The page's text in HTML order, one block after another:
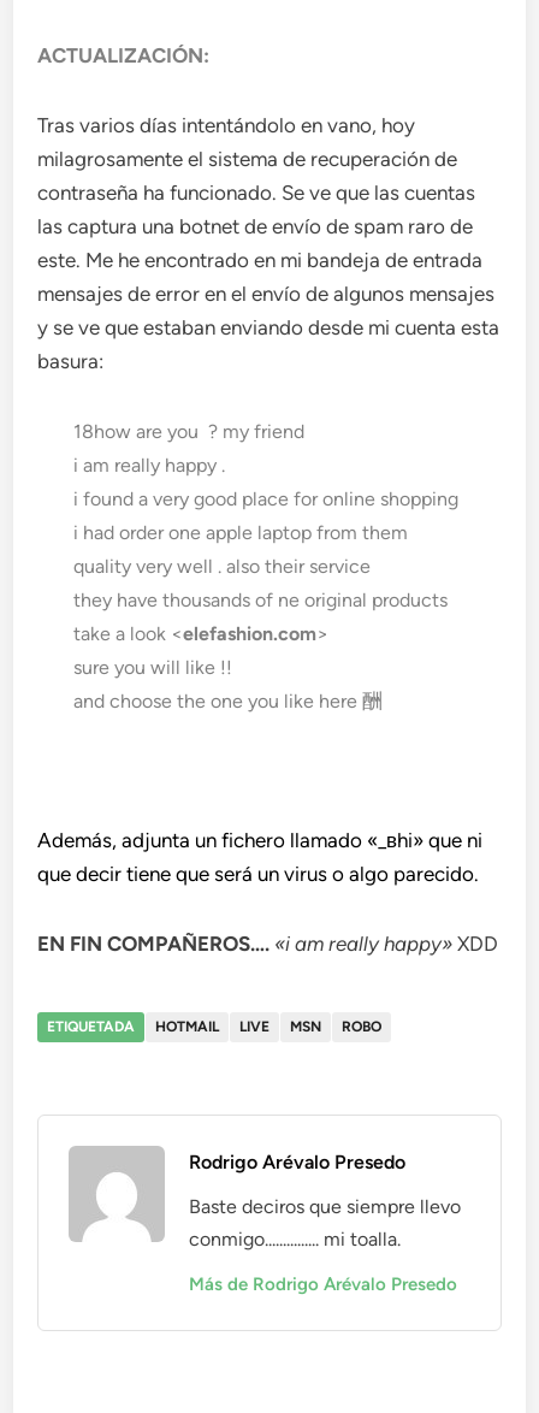
ACTUALIZACIÓN:
Tras varios días intentándolo en vano, hoy
milagrosamente el sistema de recuperación de
contraseña ha funcionado. Se ve que las cuentas
las captura una botnet de envío de spam raro de
este. Me he encontrado en mi bandeja de entrada
mensajes de error en el envío de algunos mensajes
y se ve que estaban enviando desde mi cuenta esta
basura:
18how are you ? my friend
i am really happy .
i found a very good place for online shopping
i had order one apple laptop from them
quality very well . also their service
they have thousands of ne original products
take a look <elefashion.com>
sure you will like !!
and choose the one you like here酬
Además, adjunta un fichero llamado «_вhi» que ni
que decir tiene que será un virus o algo parecido.
EN FIN COMPAÑEROS…. «i am really happy» XDD
ETIQUETADA HOTMAIL LIVE MSN ROBO
Rodrigo Arévalo Presedo
Baste deciros que siempre llevo
conmigo............... mi toalla.
Más de Rodrigo Arévalo Presedo